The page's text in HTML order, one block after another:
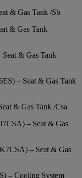
& Gas Tank /Sb
& Gas Tank
& Gas Tank
– Seat & Gas Tank
& Gas Tank /Csa
– Seat & Gas
– Seat & Gas
– Cooling System